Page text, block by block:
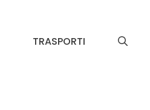
TRASPORTI